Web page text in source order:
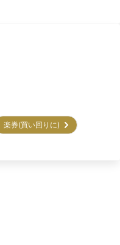
楽券(買い回りに)